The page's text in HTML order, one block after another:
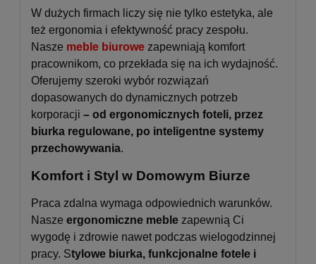
W dużych firmach liczy się nie tylko estetyka, ale
też ergonomia i efektywność pracy zespołu.
Nasze meble biurowe zapewniają komfort
pracownikom, co przekłada się na ich wydajność.
Oferujemy szeroki wybór rozwiązań
dopasowanych do dynamicznych potrzeb
korporacji – od ergonomicznych foteli, przez
biurka regulowane, po inteligentne systemy
przechowywania.
Komfort i Styl w Domowym Biurze
Praca zdalna wymaga odpowiednich warunków.
Nasze ergonomiczne meble zapewnią Ci
wygodę i zdrowie nawet podczas wielogodzinnej
pracy. Stylowe biurka, funkcjonalne fotele i